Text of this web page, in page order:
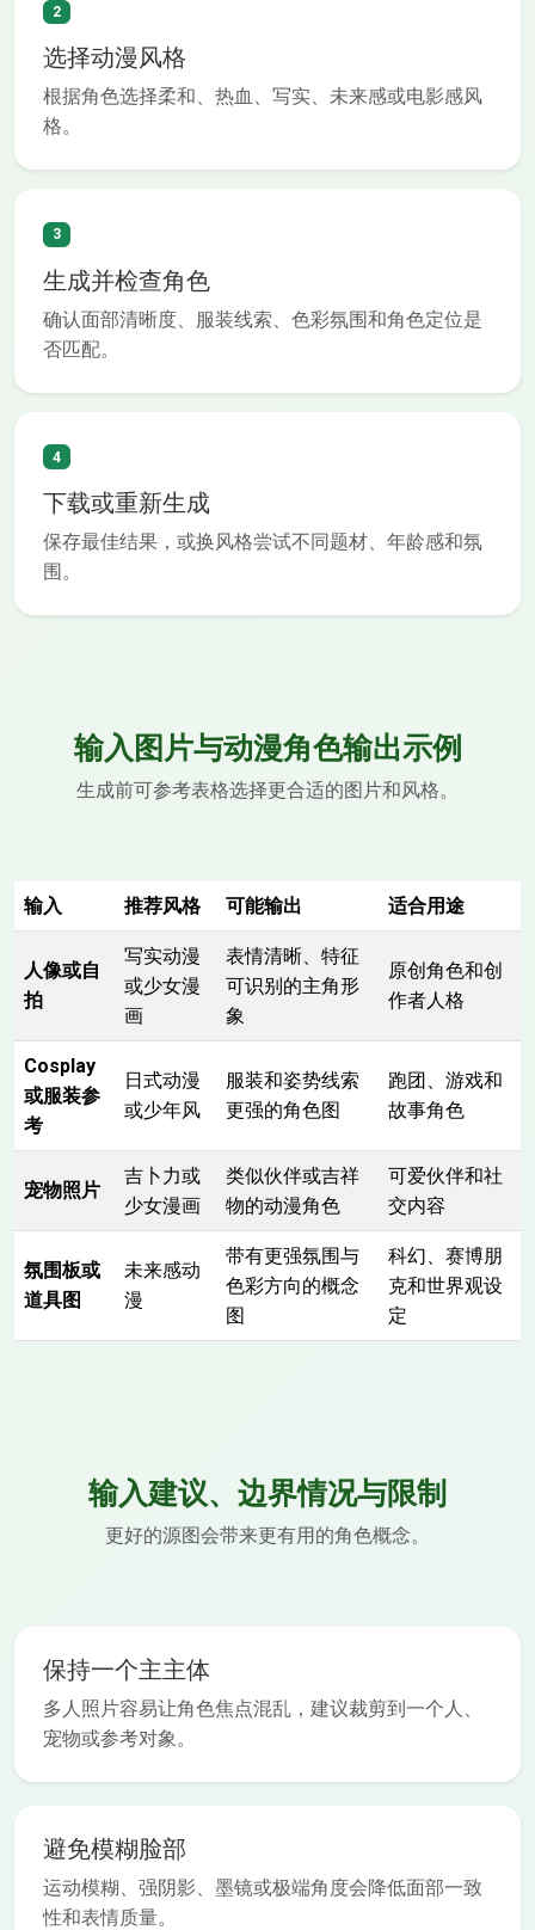
2
选择动漫风格
根据角色选择柔和、热血、写实、未来感或电影感风
格。
3
生成并检查角色
确认面部清晰度、服装线索、色彩氛围和角色定位是
否匹配。
4
下载或重新生成
保存最佳结果，或换风格尝试不同题材、年龄感和氛
围。
输入图片与动漫角色输出示例
生成前可参考表格选择更合适的图片和风格。
输入 推荐风格 可能输出 适合用途
人像或自
拍
写实动漫
或少女漫
画
表情清晰、特征
可识别的主角形
象
原创角色和创
作者人格
Cosplay
或服装参
考
日式动漫
或少年风
服装和姿势线索
更强的角色图
跑团、游戏和
故事角色
宠物照片
吉卜力或
少女漫画
类似伙伴或吉祥
物的动漫角色
可爱伙伴和社
交内容
氛围板或
道具图
未来感动
漫
带有更强氛围与
色彩方向的概念
图
科幻、赛博朋
克和世界观设
定
输入建议、边界情况与限制
更好的源图会带来更有用的角色概念。
保持一个主主体
多人照片容易让角色焦点混乱，建议裁剪到一个人、
宠物或参考对象。
避免模糊脸部
运动模糊、强阴影、墨镜或极端角度会降低面部一致
性和表情质量。